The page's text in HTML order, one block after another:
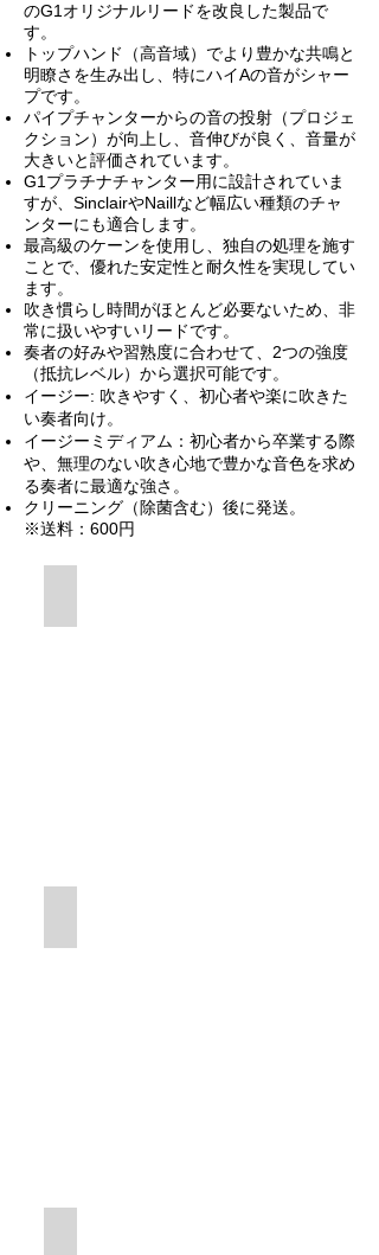
のG1オリジナルリードを改良した製品で
す。
トップハンド（高音域）でより豊かな共鳴と
明瞭さを生み出し、特にハイAの音がシャー
プです。
パイプチャンターからの音の投射（プロジェ
クション）が向上し、音伸びが良く、音量が
大きいと評価されています。
G1プラチナチャンター用に設計されていま
すが、SinclairやNaillなど幅広い種類のチャ
ンターにも適合します。
最高級のケーンを使用し、独自の処理を施す
ことで、優れた安定性と耐久性を実現してい
ます。
吹き慣らし時間がほとんど必要ないため、非
常に扱いやすいリードです。
奏者の好みや習熟度に合わせて、2つの強度
（抵抗レベル）から選択可能です。
イージー: 吹きやすく、初心者や楽に吹きた
い奏者向け。
​イージーミディアム：初心者から卒業する際
や、無理のない吹き心地で豊かな音色を求め
る奏者に最適な強さ。
クリーニング（除菌含む）後に発送。
※送料：600円